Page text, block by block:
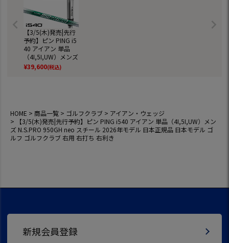
【3/5(木)発売|先行
予約】ピン PING i5
40 アイアン 単品
（4I,5I,UW）メンズ
N.S.PRO 950GH ne
o スチール 2026年
¥39,600(税込)
HOME 商品一覧 ゴルフクラブ
アイアン・ウェッジ
【3/5(木)発売|先行予約】ピン PING i540 アイアン 単品（4I,5I,UW）メン
ズ N.S.PRO 950GH neo スチール 2026年モデル 日本正規品 日本モデル ゴ
ルフ ゴルフクラブ 右用 右打ち 右利き
新規会員登録